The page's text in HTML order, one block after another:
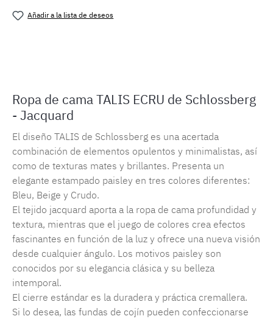
Añadir a la lista de deseos
Ropa de cama TALIS ECRU de Schlossberg
- Jacquard
El diseño TALIS de Schlossberg es una acertada
combinación de elementos opulentos y minimalistas, así
como de texturas mates y brillantes. Presenta un
elegante estampado paisley en tres colores diferentes:
Bleu, Beige y Crudo.
El tejido jacquard aporta a la ropa de cama profundidad y
textura, mientras que el juego de colores crea efectos
fascinantes en función de la luz y ofrece una nueva visión
desde cualquier ángulo. Los motivos paisley son
conocidos por su elegancia clásica y su belleza
intemporal.
El cierre estándar es la duradera y práctica cremallera.
Si lo desea, las fundas de cojín pueden confeccionarse